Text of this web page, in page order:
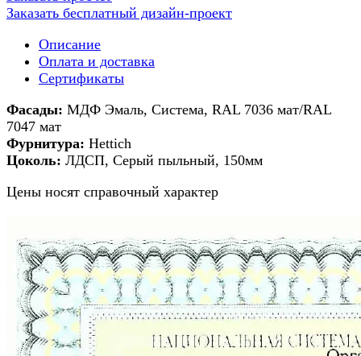
Заказать бесплатный дизайн-проект
Описание
Оплата и доставка
Сертификаты
Фасады: МДФ Эмаль, Система, RAL 7036 мат/RAL
7047 мат
Фурнитура: Hettich
Цоколь: ЛДСП, Серый пыльный, 150мм
Цены носят справочный характер